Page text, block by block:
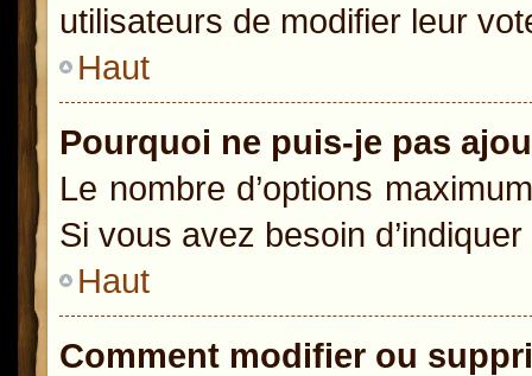
utilisateurs de modifier leur
Haut
Pourquoi ne puis-je pas
Le nombre d’options
Si vous avez besoin
Haut
Comment modifier ou